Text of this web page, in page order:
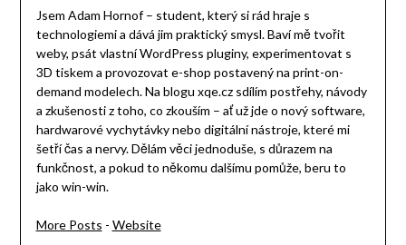
Jsem Adam Hornof – student, který si rád hraje s
technologiemi a dává jim praktický smysl. Baví mě tvořit
weby, psát vlastní WordPress pluginy, experimentovat s
3D tiskem a provozovat e-shop postavený na print-on-
demand modelech. Na blogu xqe.cz sdílím postřehy, návody
a zkušenosti z toho, co zkouším – ať už jde o nový software,
hardwarové vychytávky nebo digitální nástroje, které mi
šetří čas a nervy. Dělám věci jednoduše, s důrazem na
funkčnost, a pokud to někomu dalšímu pomůže, beru to
jako win-win.
More Posts - Website